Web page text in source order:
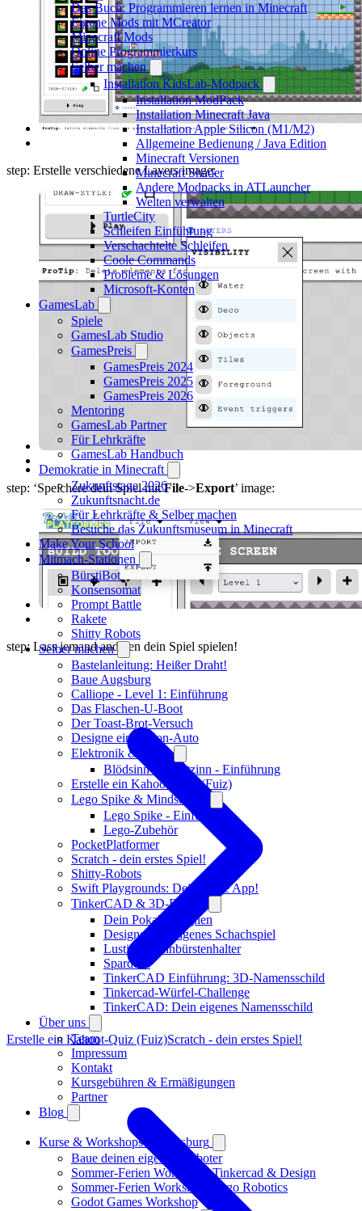
Das Buch: Programmieren lernen in Minecraft
Eigene Mods mit MCreator
Minecraft Mods
Online Programmierkurs
Selber machen
Installation KidsLab-Modpack
Installation ModPack
Installation Minecraft Java
Installation Apple Silicon (M1/M2)
Allgemeine Bedienung / Java Edition
Minecraft Versionen
Minecraft Shader
Andere Modpacks in ATLauncher
Welten verwalten
TurtleCity
Schleifen Einführung
Verschachtelte Schleifen
Coole Commands
Probleme & Lösungen
Microsoft-Konten
GamesLab
Spiele
GamesLab Studio
GamesPreis
GamesPreis 2024
GamesPreis 2025
GamesPreis 2026
Mentoring
GamesLab Partner
Für Lehrkräfte
GamesLab Handbuch
Demokratie in Minecraft
Zukunftstage 2026
Zukunftsnacht.de
Für Lehrkräfte & Selber machen
Besuche das Zukunftsmuseum in Minecraft
Make Your School
Mitmach-Stationen
BürstiBot
Konsensomat
Prompt Battle
Rakete
Shitty Robots
Selber machen
Bastelanleitung: Heißer Draht!
Baue Augsburg
Calliope - Level 1: Einführung
Das Flaschen-U-Boot
Der Toast-Brot-Versuch
Designe ein Ballon-Auto
Elektronik & Löten
Blödsinn mit Lötzinn - Einführung
Erstelle ein Kahoot-Quiz (Fuiz)
Lego Spike & Mindstorms
Lego Spike - Einführung
Lego-Zubehör
PocketPlatformer
Scratch - dein erstes Spiel!
Shitty-Robots
Swift Playgrounds: Deine erste App!
TinkerCAD & 3D-Design
Dein Pokal Designen
Designe dein eigenes Schachspiel
Lustiger Zahnbürstenhalter
Spardose
TinkerCAD Einführung: 3D-Namensschild
Tinkercad-Würfel-Challenge
TinkerCAD: Dein eigenes Namensschild
Über uns
Team
Impressum
Kontakt
Kursgebühren & Ermäßigungen
Partner
Blog
Kurse & Workshops in Augsburg
Baue deinen eigenen Roboter
Sommer-Ferien Workshop: Tinkercad & Design
Sommer-Ferien Workshop: Lego Robotics
Godot Games Workshop
step: Erstelle verschiedene Layers image:
step: ‘Speichere dein Spiel mitFile->Export’ image:
step: Lass jemand anderen dein Spiel spielen!
Erstelle ein Kahoot-Quiz (Fuiz)Scratch - dein erstes Spiel!